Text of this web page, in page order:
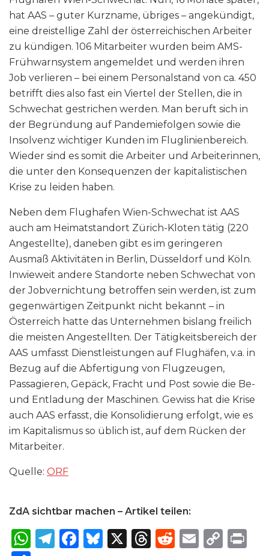
hat AAS – guter Kurzname, übriges – angekündigt,
eine dreistellige Zahl der österreichischen Arbeiter
zu kündigen. 106 Mitarbeiter wurden beim AMS-
Frühwarnsystem angemeldet und werden ihren
Job verlieren – bei einem Personalstand von ca. 450
betrifft dies also fast ein Viertel der Stellen, die in
Schwechat gestrichen werden. Man beruft sich in
der Begründung auf Pandemiefolgen sowie die
Insolvenz wichtiger Kunden im Fluglinienbereich.
Wieder sind es somit die Arbeiter und Arbeiterinnen,
die unter den Konsequenzen der kapitalistischen
Krise zu leiden haben.
Neben dem Flughafen Wien-Schwechat ist AAS
auch am Heimatstandort Zürich-Kloten tätig (220
Angestellte), daneben gibt es im geringeren
Ausmaß Aktivitäten in Berlin, Düsseldorf und Köln.
Inwieweit andere Standorte neben Schwechat von
der Jobvernichtung betroffen sein werden, ist zum
gegenwärtigen Zeitpunkt nicht bekannt – in
Österreich hatte das Unternehmen bislang freilich
die meisten Angestellten. Der Tätigkeitsbereich der
AAS umfasst Dienstleistungen auf Flughäfen, v.a. in
Bezug auf die Abfertigung von Flugzeugen,
Passagieren, Gepäck, Fracht und Post sowie die Be-
und Entladung der Maschinen. Gewiss hat die Krise
auch AAS erfasst, die Konsolidierung erfolgt, wie es
im Kapitalismus so üblich ist, auf dem Rücken der
Mitarbeiter.
Quelle: ORF
ZdA sichtbar machen – Artikel teilen:
W T
F
B X
T
R
E
C